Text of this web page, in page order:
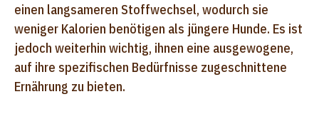
einen langsameren Stoffwechsel, wodurch sie
weniger Kalorien benötigen als jüngere Hunde. Es ist
jedoch weiterhin wichtig, ihnen eine ausgewogene,
auf ihre spezifischen Bedürfnisse zugeschnittene
Ernährung zu bieten.